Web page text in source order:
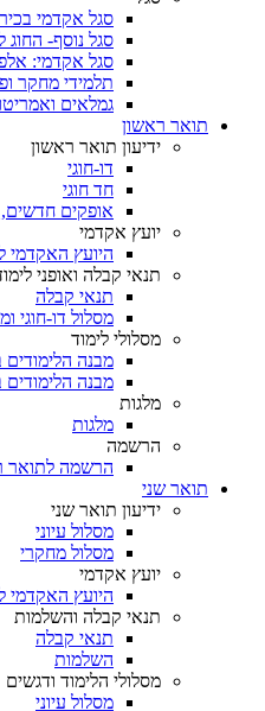
סגל אקדמי
סגל נוסף- החוג
סגל אקדמי:
תלמידי מחקר
גמלאים
תואר ראשון
ידיעון תואר ראשון
דו-חוגי
חד חוגי
אופקים חדשים,
יועץ אקדמי
היועץ האקדמי
תנאי קבלה ואופני
תנאי קבלה
מסלול דו-חוגי
מסלולי לימוד
מבנה הלימודים
מבנה הלימודים
מלגות
מלגות
הרשמה
הרשמה לתואר
תואר שני
ידיעון תואר שני
מסלול עיוני
מסלול מחקרי
יועץ אקדמי
היועץ האקדמי
תנאי קבלה והשלמות
תנאי קבלה
השלמות
מסלולי הלימוד ודגשים
מסלול עיוני